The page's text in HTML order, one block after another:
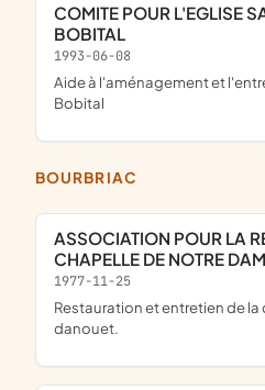
COMITE POUR L'EGLISE SAINT SAMSON DE
BOBITAL
1993-06-08
aide à l'aménagement et l'entretien de l'église de
Bobital
BOURBRIAC
ASSOCIATION POUR LA RESTAURATION DE LA
CHAPELLE DE NOTRE
1977-11-25
restauration et entretien de la chapelle notre dame du
danouet.